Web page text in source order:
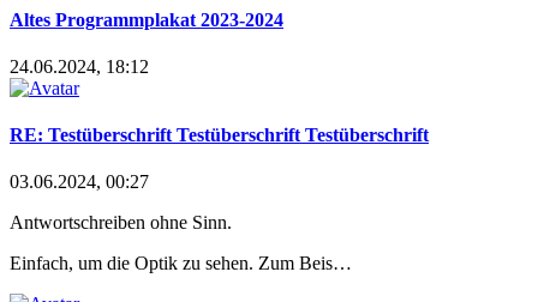
Altes Programmplakat 2023-2024
24.06.2024, 18:12
RE: Testüberschrift Testüberschrift Testüberschrift
03.06.2024, 00:27
Antwortschreiben ohne Sinn.
Einfach, um die Optik zu sehen. Zum Beis…